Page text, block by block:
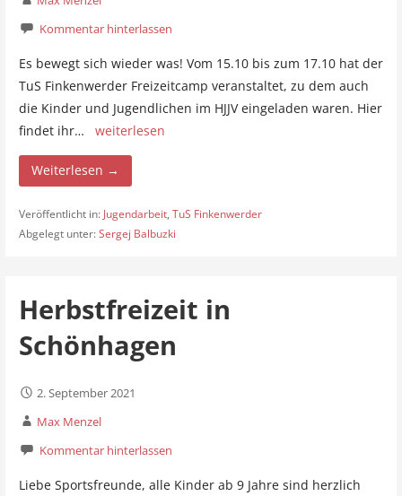
Kommentar hinterlassen
Es bewegt sich wieder was! Vom 15.10 bis zum 17.10 hat der
TuS Finkenwerder Freizeitcamp veranstaltet, zu dem auch
die Kinder und Jugendlichen im HJJV eingeladen waren. Hier
findet ihr… weiterlesen
Weiterlesen →
Veröffentlicht in: Jugendarbeit, TuS Finkenwerder
Abgelegt unter:Sergej Balbuzki
Herbstfreizeit in
Schönhagen
2. September 2021
Max Menzel
Kommentar hinterlassen
Liebe Sportsfreunde, alle Kinder ab 9 Jahre sind herzlich